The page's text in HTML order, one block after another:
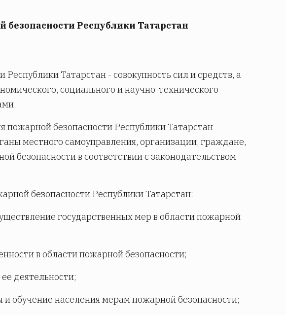
безопасности Республики Татарстан
Татарстан - совокупность сил и средств, а
социального и научно-технического
безопасности Республики Татарстан
местного самоуправления, организации, граждане,
безопасности в соответствии с законодательством
безопасности Республики Татарстан:
государственных мер в области пожарной
в области пожарной безопасности;
деятельности;
обучение населения мерам пожарной безопасности;